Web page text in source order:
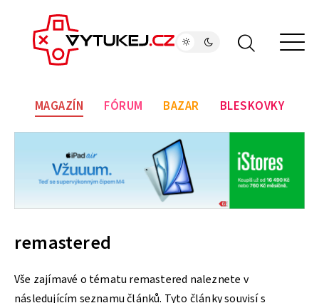
MAGAZÍN FÓRUM BAZAR BLESKOVKY
remastered
Vše zajímavé o tématu remastered naleznete v
následujícím seznamu článků. Tyto články souvisí s